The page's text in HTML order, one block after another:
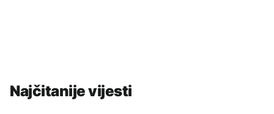
Najčitanije vijesti